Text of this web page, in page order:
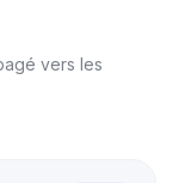
vers les